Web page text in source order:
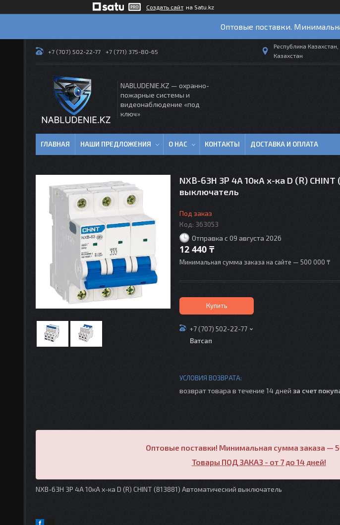
Создать сайт на Satu.kz
Оптовые поставки.
+7 (707) 502-22-77 +7 (771) 375-80-65
Республика
Казахстан
NABLUDENIE.KZ — охранно-
пожарные системы и
видеонаблюдение «под
ключ»
ГЛАВНАЯ НАШИ ПРЕДЛОЖЕНИЯ О НАС КОНТАКТЫ ДОСТАВКА И ОПЛАТА
NXB-63H 3P 4А 10кА х-ка D (R)
выключатель
Под заказ
Код: 363053
Отправка с 09 августа 2026
12 440 ₸
Минимальная сумма заказа на сайте — 500 000 ₸
Купить
+7 (707) 502-22-77
Ватсап
возврат товара в течение 14 дней за счет
Оптовые поставки! Минимальная сумма заказа —
Товары ПОД ЗАКАЗ - от 7 до 14 дней!
NXB-63H 3P 4А 10кА х-ка D (R) CHINT (813881) Автоматический выключатель